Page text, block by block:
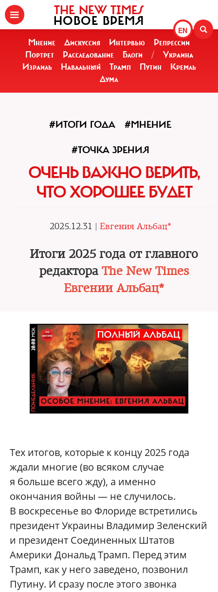
EN
THE NEW TIMES
НОВОЕ ВРЕМЯ
Мнение Дискуссия Интервью
Репрессии
Портрет
Расследование Блоги /
Украина
Израиль
Навальный Трамп Путин
Кремль
Дума
#ИТОГИ ГОДА #МНЕНИЕ
#ТОЧКА ЗРЕНИЯ
ОЧЕНЬ ВАЖНО ВЕРИТЬ,
ЧТО ХОРОШЕЕ БУДЕТ
2025.12.31 | Евгения Альбац*
Итоги 2025 года от главного
редактораThe New Times
Евгении Альбац*
Тех итогов, которые к концу 2025 года
ждали многие (во всяком случае
я больше всего жду), а именно
окончания войны — не случилось.
В воскресенье во Флориде встретились
президент Украины Владимир Зеленский
и президент Соединенных Штатов
Америки Дональд Трамп. Перед этим
Трамп, как у него заведено, позвонил
Путину. И сразу после этого звонка